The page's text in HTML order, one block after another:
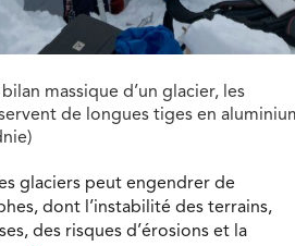
massique d’un glacier, les
de longues tiges en
glaciers peut engendrer de
dont l’instabilité des terrains,
des risques d’érosions et la